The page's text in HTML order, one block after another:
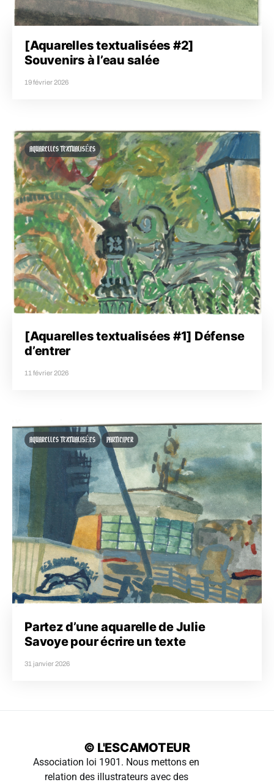
[Aquarelles textualisées #2]
Souvenirs à l’eau salée
19 février 2026
AQUARELLES TEXTUALISÉES
[Aquarelles textualisées #1] Défense
d’entrer
11 février 2026
AQUARELLES TEXTUALISÉES PARTICIPER
Partez d’une aquarelle de Julie
Savoye pour écrire un texte
31 janvier 2026
© L'ESCAMOTEUR
Association loi 1901. Nous mettons en
relation des illustrateurs avec des